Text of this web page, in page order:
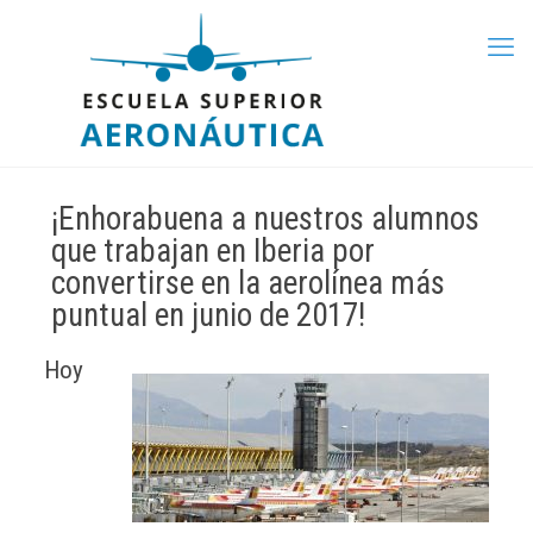
¡Enhorabuena a nuestros alumnos
que trabajan en Iberia por
convertirse en la aerolínea más
puntual en junio de 2017!
Hoy